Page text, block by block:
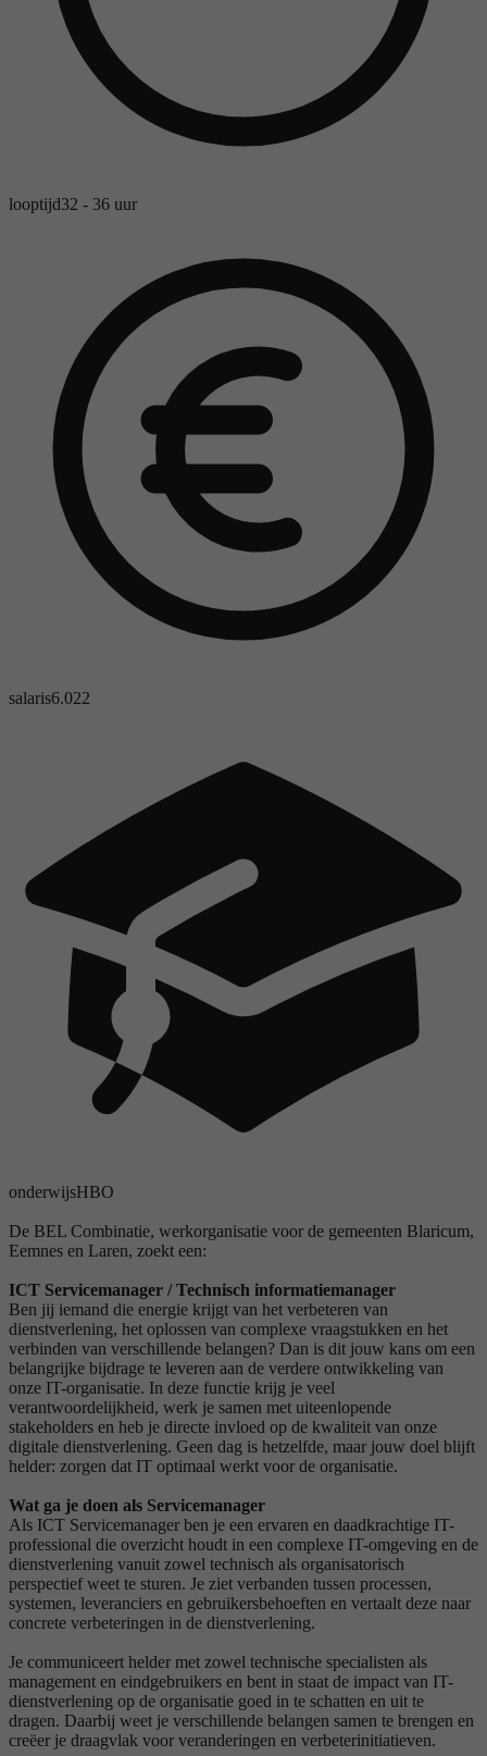
looptijd32 - 36 uur
salaris6.022
onderwijsHBO
De BEL Combinatie, werkorganisatie voor de gemeenten Blaricum,
Eemnes en Laren, zoekt een:
ICT Servicemanager / Technisch informatiemanager
Ben jij iemand die energie krijgt van het verbeteren van
dienstverlening, het oplossen van complexe vraagstukken en het
verbinden van verschillende belangen? Dan is dit jouw kans om een
belangrijke bijdrage te leveren aan de verdere ontwikkeling van
onze IT-organisatie. In deze functie krijg je veel
verantwoordelijkheid, werk je samen met uiteenlopende
stakeholders en heb je directe invloed op de kwaliteit van onze
digitale dienstverlening. Geen dag is hetzelfde, maar jouw doel blijft
helder: zorgen dat IT optimaal werkt voor de organisatie.
Wat ga je doen als Servicemanager
Als ICT Servicemanager ben je een ervaren en daadkrachtige IT-
professional die overzicht houdt in een complexe IT-omgeving en de
dienstverlening vanuit zowel technisch als organisatorisch
perspectief weet te sturen. Je ziet verbanden tussen processen,
systemen, leveranciers en gebruikersbehoeften en vertaalt deze naar
concrete verbeteringen in de dienstverlening.
Je communiceert helder met zowel technische specialisten als
management en eindgebruikers en bent in staat de impact van IT-
dienstverlening op de organisatie goed in te schatten en uit te
dragen. Daarbij weet je verschillende belangen samen te brengen en
creëer je draagvlak voor veranderingen en verbeterinitiatieven.